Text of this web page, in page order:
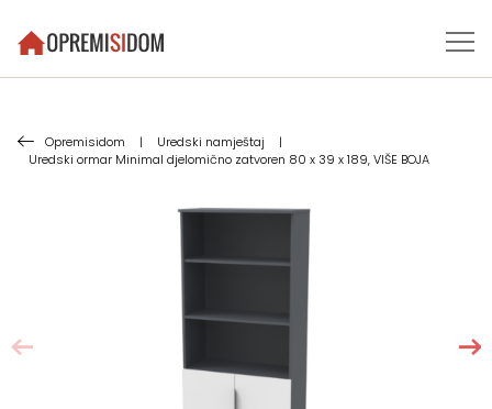
Opremisidom | Uredski namještaj
|
Uredski ormar Minimal djelomično zatvoren 80 x 39 x 189, VIŠE BOJA